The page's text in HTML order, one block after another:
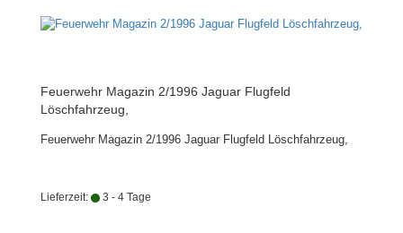
Feuerwehr Magazin 2/1996 Jaguar Flugfeld
Löschfahrzeug,
Feuerwehr Magazin 2/1996 Jaguar Flugfeld Löschfahrzeug,
Lieferzeit: 3 - 4 Tage